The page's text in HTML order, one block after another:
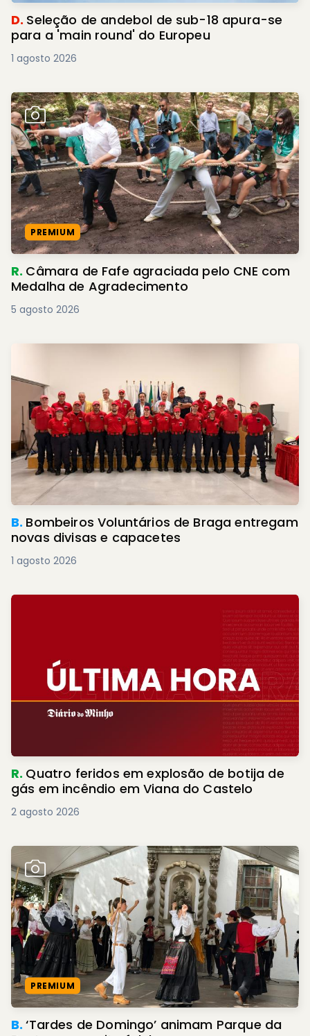
D. Seleção de andebol de sub-18 apura-se
para a 'main round' do Europeu
1 agosto 2026
PREMIUM
R. Câmara de Fafe agraciada pelo CNE com
Medalha de Agradecimento
5 agosto 2026
B. Bombeiros Voluntários de Braga entregam
novas divisas e capacetes
1 agosto 2026
R. Quatro feridos em explosão de botija de
gás em incêndio em Viana do Castelo
2 agosto 2026
PREMIUM
B.‘Tardes de Domingo’ animam Parque da